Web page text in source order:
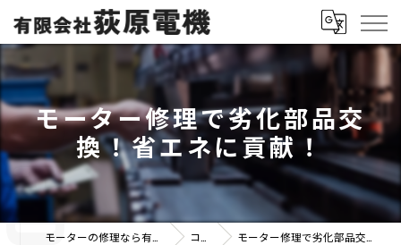
モーター修理で劣化部品交
換！省エネに貢献！
コラム モーター修理で劣化部品交換！省エネに貢献！